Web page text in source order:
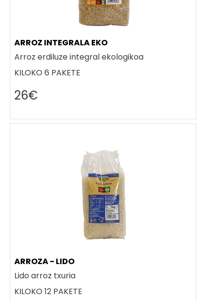
ARROZ INTEGRALA EKO
Arroz erdiluze integral ekologikoa
KILOKO 6 PAKETE
26€
ARROZA - LIDO
Lido arroz txuria
KILOKO 12 PAKETE